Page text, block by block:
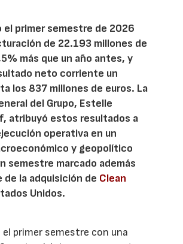
el primer semestre de 2026
de 22.193 millones de
más que un año antes, y
neto corriente un
los 837 millones de euros. La
del Grupo, Estelle
atribuyó estos resultados a
operativa en un
y geopolítico
semestre marcado además
de la adquisición de Clean
Unidos.
el primer semestre con una